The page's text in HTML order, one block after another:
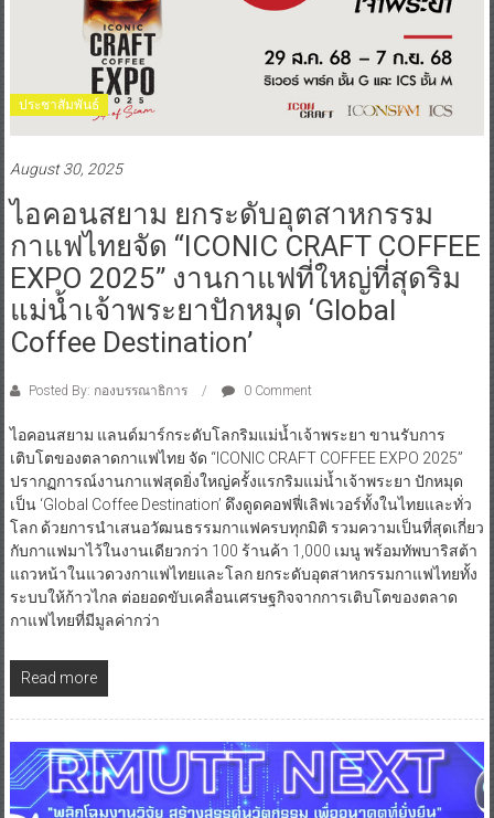
ประชาสัมพันธ์
August 30, 2025
ไอคอนสยาม ยกระดับอุตสาหกรรม
กาแฟไทยจัด “ICONIC CRAFT COFFEE
EXPO 2025” งานกาแฟที่ใหญ่ที่สุดริม
แม่น้ำเจ้าพระยาปักหมุด ‘Global
Coffee Destination’
Posted By: กองบรรณาธิการ 0 Comment
ไอคอนสยาม แลนด์มาร์กระดับโลกริมแม่น้ำเจ้าพระยา ขานรับการ
เติบโตของตลาดกาแฟไทย จัด “ICONIC CRAFT COFFEE EXPO 2025”
ปรากฏการณ์งานกาแฟสุดยิ่งใหญ่ครั้งแรกริมแม่น้ำเจ้าพระยา ปักหมุด
เป็น ‘Global Coffee Destination’ ดึงดูดคอฟฟี่เลิฟเวอร์ทั้งในไทยและทั่ว
โลก ด้วยการนำเสนอวัฒนธรรมกาแฟครบทุกมิติ รวมความเป็นที่สุดเกี่ยว
กับกาแฟมาไว้ในงานเดียวกว่า 100 ร้านค้า 1,000 เมนู พร้อมทัพบาริสต้า
แถวหน้าในแวดวงกาแฟไทยและโลก ยกระดับอุตสาหกรรมกาแฟไทยทั้ง
ระบบให้ก้าวไกล ต่อยอดขับเคลื่อนเศรษฐกิจจากการเติบโตของตลาด
กาแฟไทยที่มีมูลค่ากว่า
Read more